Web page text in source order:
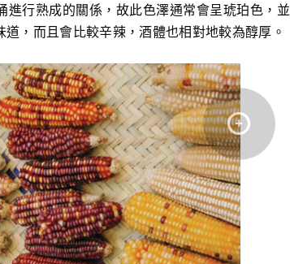
進行熟成的關係，故此色澤通常會呈琥珀色，並
，而且會比較辛辣，酒體也相對地較為醇厚。